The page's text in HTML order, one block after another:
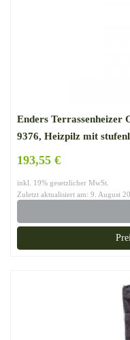
Enders Terrassenheizer
9376, Heizpilz mit
193,55 €
inkl. 19% gesetzlicher MwSt.
Zuletzt aktualisiert am: 9. August